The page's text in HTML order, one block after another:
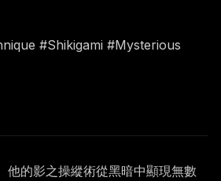
#Shikigami #Mysterious
他的影之操縱術從黑暗中顯現無數